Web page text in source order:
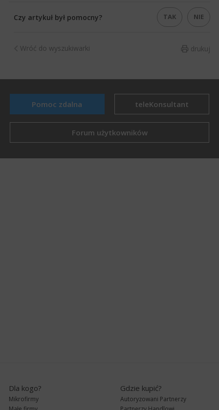
Czy artykuł był pomocny? TAK NIE
drukuj
Wróć do wyszukiwarki
Pomoc zdalna teleKonsultant
Forum użytkowników
Dla kogo?
Mikrofirmy
Gdzie kupić?
Autoryzowani Partnerzy